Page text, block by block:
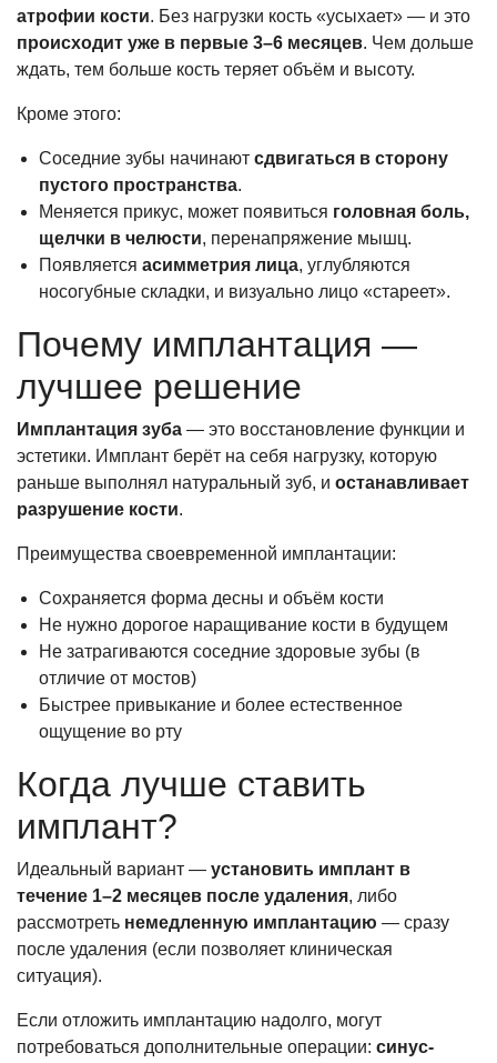
атрофии кости. Без нагрузки кость «усыхает» — и это
происходит уже в первые 3–6 месяцев. Чем дольше
ждать, тем больше кость теряет объём и высоту.
Кроме этого:
Соседние зубы начинают сдвигаться в сторону
пустого пространства.
Меняется прикус, может появиться головная боль,
щелчки в челюсти, перенапряжение мышц.
Появляется асимметрия лица, углубляются
носогубные складки, и визуально лицо «стареет».
Почему имплантация —
лучшее решение
Имплантация зуба — это восстановление функции и
эстетики. Имплант берёт на себя нагрузку, которую
раньше выполнял натуральный зуб, и останавливает
разрушение кости.
Преимущества своевременной имплантации:
Сохраняется форма десны и объём кости
Не нужно дорогое наращивание кости в будущем
Не затрагиваются соседние здоровые зубы (в
отличие от мостов)
Быстрее привыкание и более естественное
ощущение во рту
Когда лучше ставить
имплант?
Идеальный вариант — установить имплант в
течение 1–2 месяцев после удаления, либо
рассмотреть немедленную имплантацию — сразу
после удаления (если позволяет клиническая
ситуация).
Если отложить имплантацию надолго, могут
потребоваться дополнительные операции: синус-